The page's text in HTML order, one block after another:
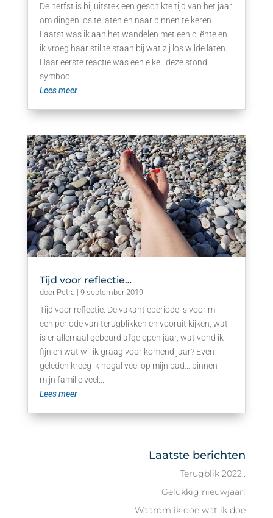
De herfst is bij uitstek een geschikte tijd van het jaar
om dingen los te laten en naar binnen te keren.
Laatst was ik aan het wandelen met een cliënte en
ik vroeg haar stil te staan bij wat zij los wilde laten.
Haar eerste reactie was een eikel, deze stond
symbool...
Lees meer
Tijd voor reflectie…
door Petra | 9 september 2019
Tijd voor reflectie. De vakantieperiode is voor mij
een periode van terugblikken en vooruit kijken, wat
is er allemaal gebeurd afgelopen jaar, wat vond ik
fijn en wat wil ik graag voor komend jaar? Even
geleden kreeg ik nogal veel op mijn pad… binnen
mijn familie veel...
Lees meer
Laatste berichten
Terugblik 2022..
Gelukkig nieuwjaar!
Waarom ik doe wat ik doe